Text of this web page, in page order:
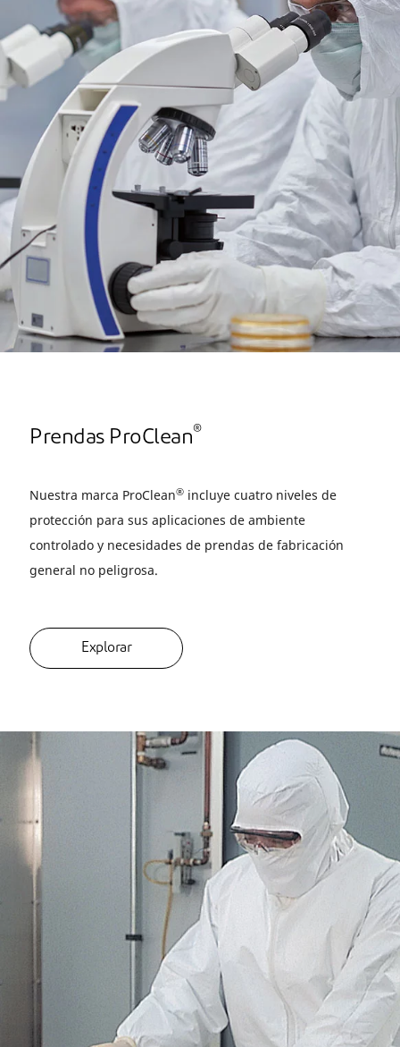
Prendas ProClean®
Nuestra marca ProClean® incluye cuatro niveles de
protección para sus aplicaciones de ambiente
controlado y necesidades de prendas de fabricación
general no peligrosa.
Explorar